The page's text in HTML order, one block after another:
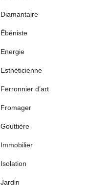
Diamantaire
Ébéniste
Energie
Esthéticienne
Ferronnier d’art
Fromager
Gouttière
Immobilier
Isolation
Jardin